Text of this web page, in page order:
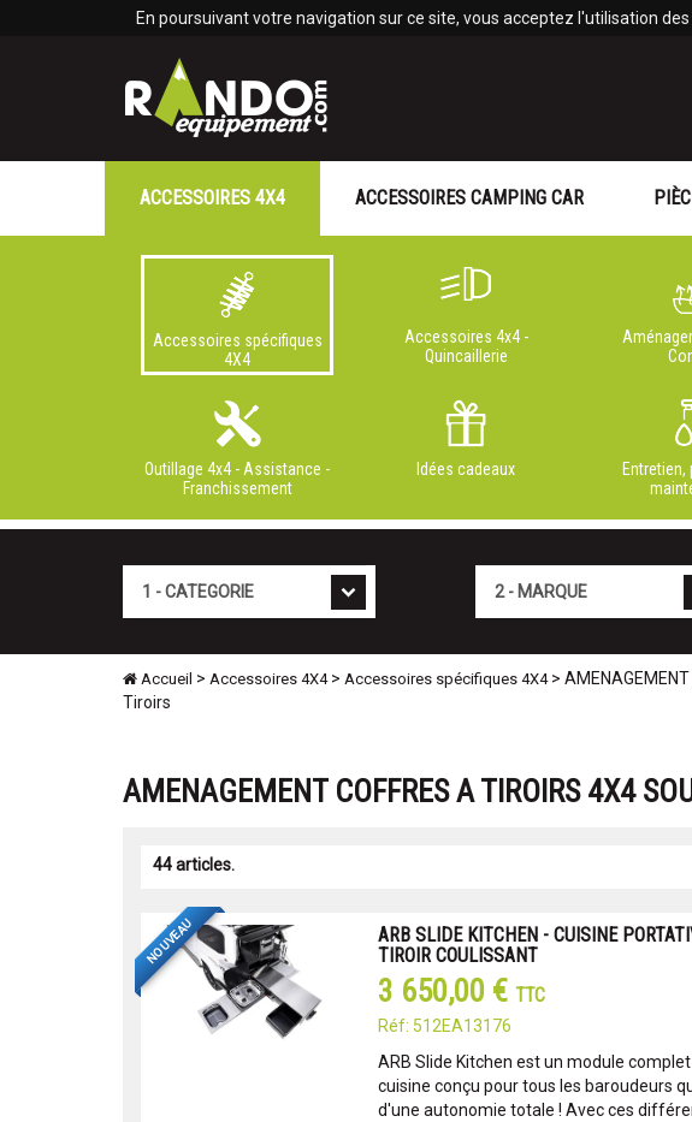
En poursuivant votre navigation sur ce site, vous acceptez l'utilisation
ACCESSOIRES 4X4
Accessoires spécifiques
4X4
Accessoires 4x4 -
Quincaillerie
Outillage 4x4 - Assistance -
Franchissement
Idées cadeaux
ACCESSOIRES CAMPING CAR
Accueil > Accessoires 4X4> Accessoires spécifiques 4X4> AMENAGEMENT
Tiroirs
AMENAGEMENT COFFRES A TIROIRS 4X4
44 articles.
NOUVEAU
ARB SLIDE KITCHEN - CUISINE
TIROIR COULISSANT
3 650,00 € TTC
Réf: 512EA13176
ARB Slide Kitchen est un module
cuisine conçu pour tous les baroudeurs
d'une autonomie totale ! Avec ces
Panneau de gestion des cookies